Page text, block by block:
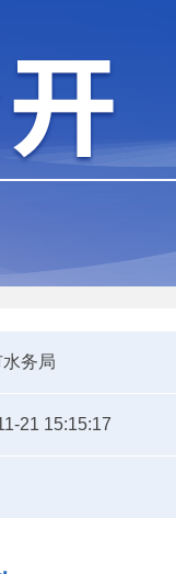
务局
21 15:15:17